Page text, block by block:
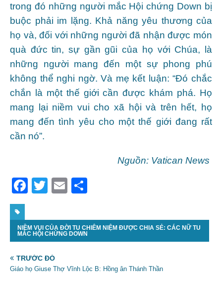
trong đó những người mắc Hội chứng Down bị
buộc phải im lặng. Khả năng yêu thương của
họ và, đối với những người đã nhận được món
quà đức tin, sự gần gũi của họ với Chúa, là
những người mang đến một sự phong phú
không thể nghi ngờ. Và mẹ kết luận: “Đó chắc
chắn là một thế giới cần được khám phá. Họ
mang lại niềm vui cho xã hội và trên hết, họ
mang đến tình yêu cho một thế giới đang rất
cần nó”.
Nguồn: Vatican News
F
c
e
o
T
itt
er
E
ai
l
ar
e
NIỀM VUI CỦA ĐỜI TU CHIÊM NIỆM ĐƯỢC CHIA SẺ: CÁC NỮ TU
MẮC HỘI CHỨNG DOWN
TRƯỚC ĐÓ
Giáo họ Giuse Thợ Vĩnh Lộc B: Hồng ân Thánh Thần